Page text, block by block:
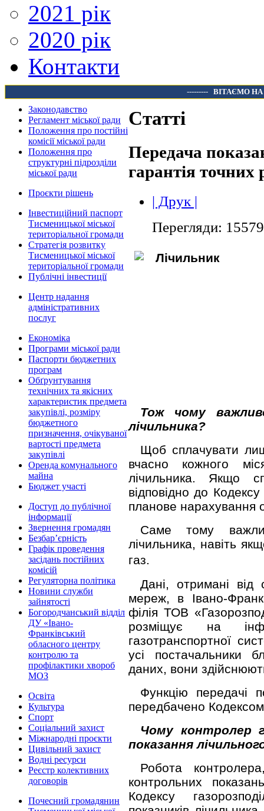
2021 рік
2020 рік
Контакти
--------- ВІТАЄМО
Законодавство
Регламент міської ради
Положення про постійні
комісії міської ради
Положення про
структурні підрозділи
міської ради
Проєкти рішень
Інвестиційний паспорт
Тисменицької міської
територіальної громади
Стратегія розвитку
Тисменицької міської
територіальної громади
Публічні інвестиції
Центр надання
адміністративних
послуг
Економіка
Програми міської ради
Паспорти бюджетних
програм
Обґрунтування
технічних та якісних
характеристик предмета
закупівлі, розміру
бюджетного
призначення, очікуваної
вартості предмета
закупівлі
Оренда комунального
майна
Бюджет участі
Доступ до публічної
інформації
Звернення громадян
Безбар’єрність
Графік проведення
засідань постійних
комісій
Регуляторна політика
Новини служби
зайнятості
Богородчанський відділ
ДУ «Івано-
Франківський
обласного центру
контролю та
профілактики хвороб
МОЗ
Освіта
Культура
Спорт
Соціальний захист
Міжнародні проєкти
Цивільний захист
Водні ресурси
Реєстр колективних
договорів
Почесний громадянин
Статті
Передача
гарантія точних
| Друк |
Перегляди: 15579
Тож чому
лічильника?
Щоб сплачувати
вчасно кожного
лічильника. Якщо
відповідно до
планове нарахування
Саме тому
лічильника, навіть
газ.
Дані, отримані від
мереж, в Івано-
філія ТОВ
розміщує на
газотранспортної
усі постачальники
даних, вони
Функцію передачі
передбачено
Чому контролер
показання
Робота
контрольних
Кодексу